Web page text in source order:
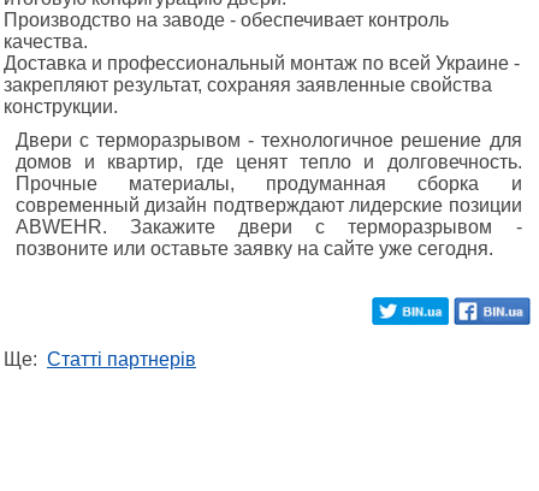
Производство на заводе - обеспечивает контроль
качества.
Доставка и профессиональный монтаж по всей Украине -
закрепляют результат, сохраняя заявленные свойства
конструкции.
Двери с терморазрывом - технологичное решение для
домов и квартир, где ценят тепло и долговечность.
Прочные материалы, продуманная сборка и
современный дизайн подтверждают лидерские позиции
ABWEHR. Закажите двери с терморазрывом -
позвоните или оставьте заявку на сайте уже сегодня.
Ще: Статті партнерів